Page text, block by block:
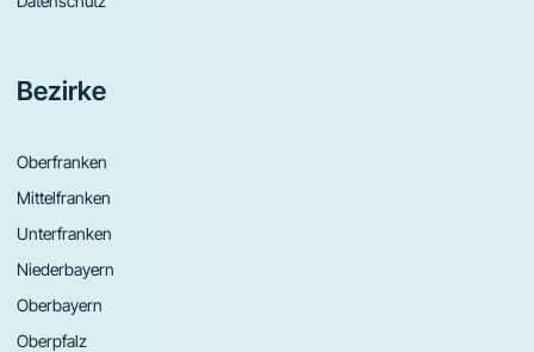
Bezirke
Oberfranken
Mittelfranken
Unterfranken
Niederbayern
Oberbayern
Oberpfalz